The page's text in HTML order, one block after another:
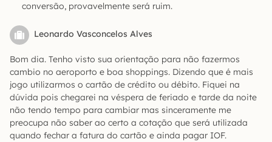
conversão, provavelmente será ruim.
Leonardo Vasconcelos Alves
Bom dia. Tenho visto sua orientação para não fazermos
cambio no aeroporto e boa shoppings. Dizendo que é mais
jogo utilizarmos o cartão de crédito ou débito. Fiquei na
dúvida pois chegarei na véspera de feriado e tarde da noite
não tendo tempo para cambiar mas sinceramente me
preocupa não saber ao certo a cotação que será utilizada
quando fechar a fatura do cartão e ainda pagar IOF.